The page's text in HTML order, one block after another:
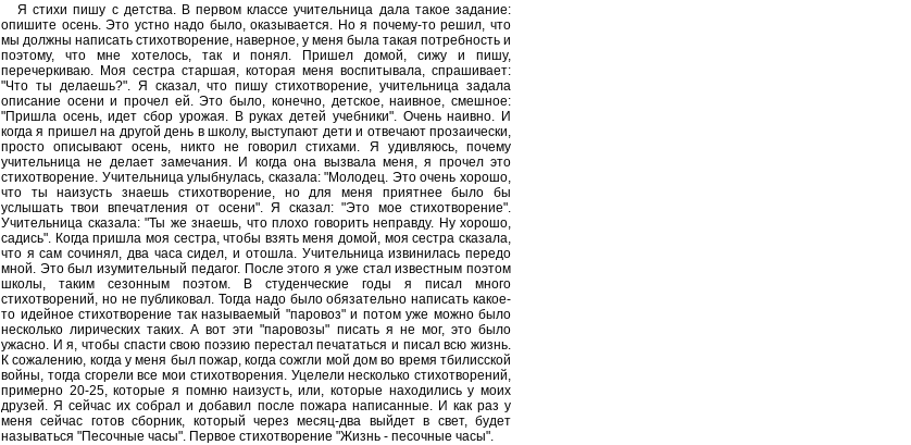
Я стихи пишу с детства. В первом классе учительница дала такое задание:
опишите осень. Это устно надо было, оказывается. Но я почему-то решил, что
мы должны написать стихотворение, наверное, у меня была такая потребность и
поэтому, что мне хотелось, так и понял. Пришел домой, сижу и пишу,
перечеркиваю. Моя сестра старшая, которая меня воспитывала, спрашивает:
"Что ты делаешь?". Я сказал, что пишу стихотворение, учительница задала
описание осени и прочел ей. Это было, конечно, детское, наивное, смешное:
"Пришла осень, идет сбор урожая. В руках детей учебники". Очень наивно. И
когда я пришел на другой день в школу, выступают дети и отвечают прозаически,
просто описывают осень, никто не говорил стихами. Я удивляюсь, почему
учительница не делает замечания. И когда она вызвала меня, я прочел это
стихотворение. Учительница улыбнулась, сказала: "Молодец. Это очень хорошо,
что ты наизусть знаешь стихотворение, но для меня приятнее было бы
услышать твои впечатления от осени". Я сказал: "Это мое стихотворение".
Учительница сказала: "Ты же знаешь, что плохо говорить неправду. Ну хорошо,
садись". Когда пришла моя сестра, чтобы взять меня домой, моя сестра сказала,
что я сам сочинял, два часа сидел, и отошла. Учительница извинилась передо
мной. Это был изумительный педагог. После этого я уже стал известным поэтом
школы, таким сезонным поэтом. В студенческие годы я писал много
стихотворений, но не публиковал. Тогда надо было обязательно написать какое-
то идейное стихотворение так называемый "паровоз" и потом уже можно было
несколько лирических таких. А вот эти "паровозы" писать я не мог, это было
ужасно. И я, чтобы спасти свою поэзию перестал печататься и писал всю жизнь.
К сожалению, когда у меня был пожар, когда сожгли мой дом во время тбилисской
войны, тогда сгорели все мои стихотворения. Уцелели несколько стихотворений,
примерно 20-25, которые я помню наизусть, или, которые находились у моих
друзей. Я сейчас их собрал и добавил после пожара написанные. И как раз у
меня сейчас готов сборник, который через месяц-два выйдет в свет, будет
называться "Песочные часы". Первое стихотворение "Жизнь - песочные часы".